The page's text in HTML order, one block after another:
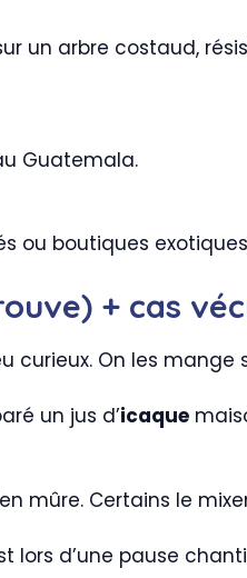
un arbre costaud,
Guatemala.
ou boutiques
+ cas
On les
un jus d’icaque
mûre. Certains le
d’une pause